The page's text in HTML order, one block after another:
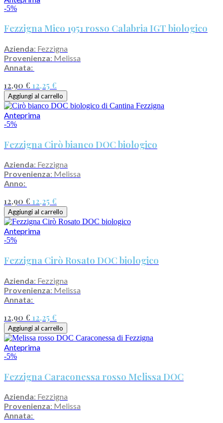
-5%
Fezzigna Mico 1951 rosso Calabria IGT biologico
Azienda: Fezzigna
Provenienza: Melissa
Annata:
12,90 € 12,25 €
Aggiungi al carrello
Anteprima
-5%
Fezzigna Cirò bianco DOC biologico
Azienda: Fezzigna
Provenienza: Melissa
Anno:
12,90 € 12,25 €
Aggiungi al carrello
Anteprima
-5%
Fezzigna Cirò Rosato DOC biologico
Azienda: Fezzigna
Provenienza: Melissa
Annata:
12,90 € 12,25 €
Aggiungi al carrello
Anteprima
-5%
Fezzigna Caraconessa rosso Melissa DOC
Azienda: Fezzigna
Provenienza: Melissa
Annata: